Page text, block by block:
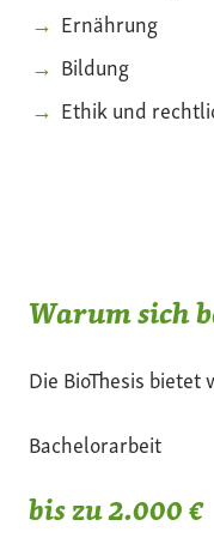
Ernährung
Bildung
Ethik und
Warum sich
Die BioThesis
Bachelorarbeit
bis zu 2.000 €